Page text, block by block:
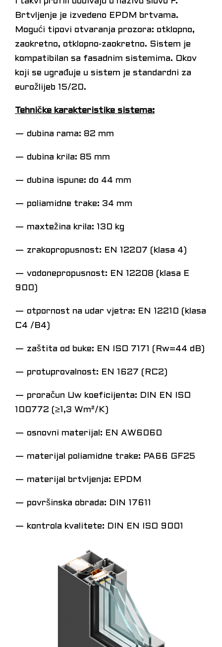
Brtvljenje je izvedeno EPDM brtvama.
Mogući tipovi otvaranja prozora: otklopno,
zaokretno, otklopno-zaokretno. Sistem je
kompatibilan sa fasadnim sistemima. Okov
koji se ugrađuje u sistem je standardni za
eurožlijeb 15/20.
Tehničke karakteristike sistema:
— dubina rama: 82 mm
— dubina krila: 85 mm
— dubina ispune: do 44 mm
— poliamidne trake: 34 mm
— maxtežina krila: 130 kg
— zrakopropusnost: EN 12207 (klasa 4)
— vodonepropusnost: EN 12208 (klasa E
900)
— otpornost na udar vjetra: EN 12210 (klasa
C4 /B4)
— zaštita od buke: EN ISO 7171 (Rw=44 dB)
— protuprovalnost: EN 1627 (RC2)
— proračun Uw koeficijenta: DIN EN ISO
100772 (≥1,3 Wm²/K)
— osnovni materijal: EN AW6060
— materijal poliamidne trake: PA66 GF25
— materijal brtvljenja: EPDM
— površinska obrada: DIN 17611
— kontrola kvalitete: DIN EN ISO 9001